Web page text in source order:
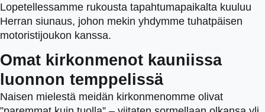
Lopetellessamme rukousta tapahtumapaikalta kuuluu
Herran siunaus, johon mekin yhdymme tuhatpäisen
motoristijoukon kanssa.
Omat kirkonmenot kauniissa
luonnon temppelissä
Naisen mielestä meidän kirkonmenomme olivat